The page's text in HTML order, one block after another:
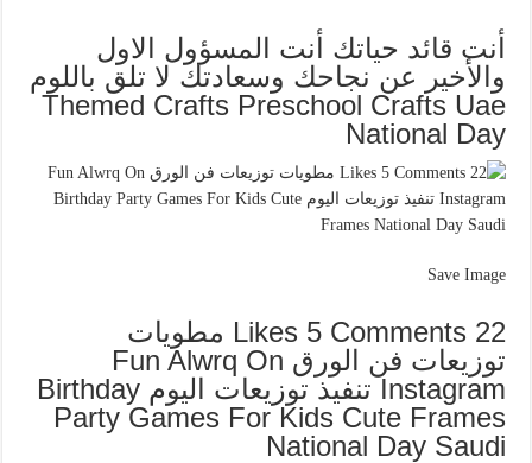
أنت قائد حياتك أنت المسؤول الاول
والأخير عن نجاحك وسعادتك لا تلق باللوم
Themed Crafts Preschool Crafts Uae
National Day
Save Image
22 Likes 5 Comments مطويات
توزيعات فن الورق Fun Alwrq On
Instagram تنفيذ توزيعات اليوم Birthday
Party Games For Kids Cute Frames
National Day Saudi